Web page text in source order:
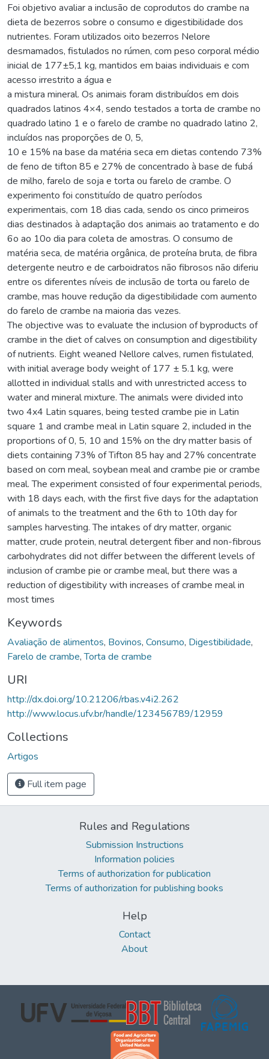
Foi objetivo avaliar a inclusão de coprodutos do crambe na
dieta de bezerros sobre o consumo e digestibilidade dos
nutrientes. Foram utilizados oito bezerros Nelore
desmamados, fistulados no rúmen, com peso corporal médio
inicial de 177±5,1 kg, mantidos em baias individuais e com
acesso irrestrito a água e
a mistura mineral. Os animais foram distribuídos em dois
quadrados latinos 4×4, sendo testados a torta de crambe no
quadrado latino 1 e o farelo de crambe no quadrado latino 2,
incluídos nas proporções de 0, 5,
10 e 15% na base da matéria seca em dietas contendo 73%
de feno de tifton 85 e 27% de concentrado à base de fubá
de milho, farelo de soja e torta ou farelo de crambe. O
experimento foi constituído de quatro períodos
experimentais, com 18 dias cada, sendo os cinco primeiros
dias destinados à adaptação dos animais ao tratamento e do
6o ao 10o dia para coleta de amostras. O consumo de
matéria seca, de matéria orgânica, de proteína bruta, de fibra
detergente neutro e de carboidratos não fibrosos não diferiu
entre os diferentes níveis de inclusão de torta ou farelo de
crambe, mas houve redução da digestibilidade com aumento
do farelo de crambe na maioria das vezes.
The objective was to evaluate the inclusion of byproducts of
crambe in the diet of calves on consumption and digestibility
of nutrients. Eight weaned Nellore calves, rumen fistulated,
with initial average body weight of 177 ± 5.1 kg, were
allotted in individual stalls and with unrestricted access to
water and mineral mixture. The animals were divided into
two 4x4 Latin squares, being tested crambe pie in Latin
square 1 and crambe meal in Latin square 2, included in the
proportions of 0, 5, 10 and 15% on the dry matter basis of
diets containing 73% of Tifton 85 hay and 27% concentrate
based on corn meal, soybean meal and crambe pie or crambe
meal. The experiment consisted of four experimental periods,
with 18 days each, with the first five days for the adaptation
of animals to the treatment and the 6th to 10th day for
samples harvesting. The intakes of dry matter, organic
matter, crude protein, neutral detergent fiber and non-fibrous
carbohydrates did not differ between the different levels of
inclusion of crambe pie or crambe meal, but there was a
reduction of digestibility with increases of crambe meal in
most times
Keywords
Avaliação de alimentos, Bovinos, Consumo, Digestibilidade,
Farelo de crambe,Torta de crambe
URI
http://dx.doi.org/10.21206/rbas.v4i2.262
http://www.locus.ufv.br/handle/123456789/12959
Collections
Artigos
Full item page
Rules and Regulations
Submission Instructions
Information policies
Terms of authorization for publication
Terms of authorization for publishing books
Help
Contact
About